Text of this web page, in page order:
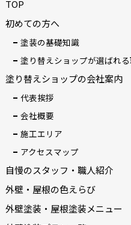
TOP
初めての方へ
塗装の基礎知識
塗り替えショップが選ばれ
塗り替えショップの会社案内
代表挨拶
会社概要
施工エリア
アクセスマップ
自慢のスタッフ・職人紹介
外壁・屋根の色えらび
外壁塗装・屋根塗装メニュー